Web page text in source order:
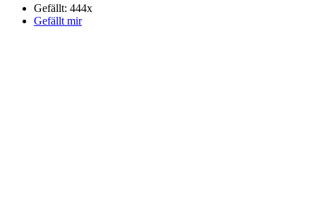
Gefällt: 444x
Gefällt mir